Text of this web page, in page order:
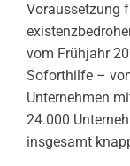
Voraussetzung
vom Frühjahr
Soforthilfe –
Unternehmen
24.000
insgesamt